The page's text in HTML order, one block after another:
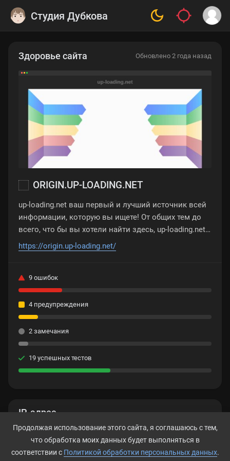
Студия Дубкова
IP-адрес
91.195.240.12
Здоровье сайта Обновлено 2 года назад
ORIGIN.UP-LOADING.NET
up-loading.net ваш первый и лучший источник всей
информации, которую вы ищете! От общих тем до
всего, что бы вы хотели найти здесь, up-loading.net
содержит все это. Надеемся, вы найдете то, что
https://origin.up-loading.net/
9 ошибок
4 предупреждения
2 замечания
19 успешных тестов
Продолжая использование этого сайта, я соглашаюсь с тем,
что обработка моих данных будет выполняться в
соответствии с Политикой обработки персональных данных.